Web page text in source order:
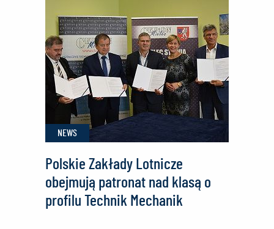
M28
NEWS
Polskie Zakłady Lotnicze
obejmują patronat nad klasą o
profilu Technik Mechanik